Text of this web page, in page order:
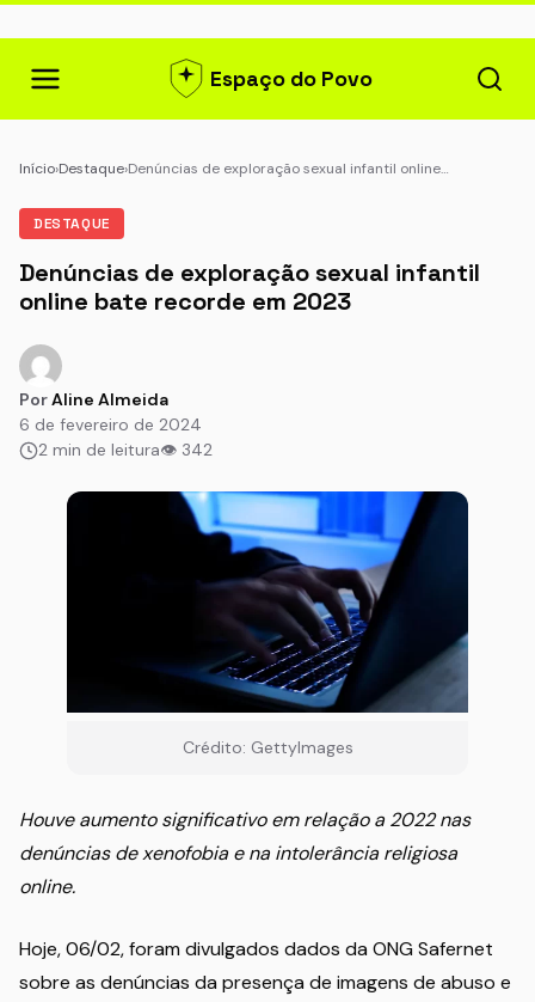
Espaço do Povo
Início›Destaque›Denúncias de exploração sexual infantil online…
DESTAQUE
Denúncias de exploração sexual infantil
online bate recorde em 2023
PorAline Almeida
6 de fevereiro de 2024
2 min de leitura👁 342
Crédito: GettyImages
Houve aumento significativo em relação a 2022 nas
denúncias de xenofobia e na intolerância religiosa
online.
Hoje, 06/02, foram divulgados dados da ONG Safernet
sobre as denúncias da presença de imagens de abuso e